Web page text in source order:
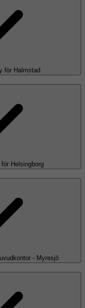
för Halmstad
Helsingborg
- Myresjö